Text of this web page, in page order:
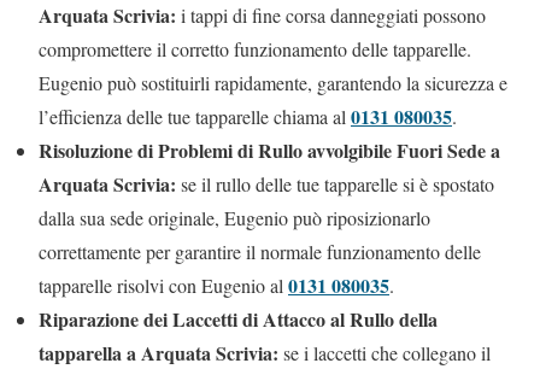
Arquata Scrivia: i tappi di fine corsa danneggiati possono
compromettere il corretto funzionamento delle tapparelle.
Eugenio può sostituirli rapidamente, garantendo la sicurezza e
l’efficienza delle tue tapparelle chiama al0131 080035.
Risoluzione di Problemi di Rullo avvolgibile Fuori Sede a
Arquata Scrivia: se il rullo delle tue tapparelle si è spostato
dalla sua sede originale, Eugenio può riposizionarlo
correttamente per garantire il normale funzionamento delle
tapparelle risolvi con Eugenio al0131 080035.
Riparazione dei Laccetti di Attacco al Rullo della
tapparella a Arquata Scrivia: se i laccetti che collegano il